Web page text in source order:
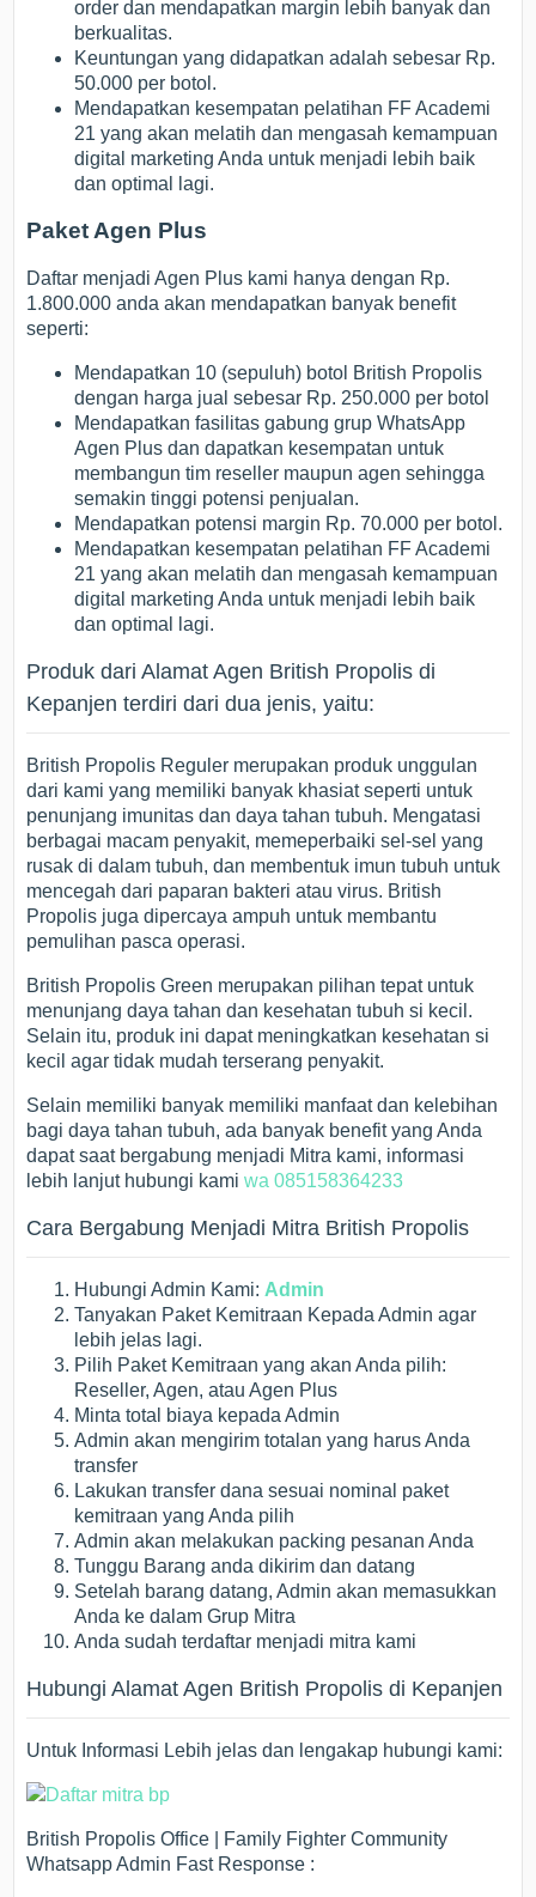
order dan mendapatkan margin lebih banyak dan
berkualitas.
Keuntungan yang didapatkan adalah sebesar Rp.
50.000 per botol.
Mendapatkan kesempatan pelatihan FF Academi
21 yang akan melatih dan mengasah kemampuan
digital marketing Anda untuk menjadi lebih baik
dan optimal lagi.
Paket Agen Plus
Daftar menjadi Agen Plus kami hanya dengan Rp.
1.800.000 anda akan mendapatkan banyak benefit
seperti:
Mendapatkan 10 (sepuluh) botol British Propolis
dengan harga jual sebesar Rp. 250.000 per botol
Mendapatkan fasilitas gabung grup WhatsApp
Agen Plus dan dapatkan kesempatan untuk
membangun tim reseller maupun agen sehingga
semakin tinggi potensi penjualan.
Mendapatkan potensi margin Rp. 70.000 per botol.
Mendapatkan kesempatan pelatihan FF Academi
21 yang akan melatih dan mengasah kemampuan
digital marketing Anda untuk menjadi lebih baik
dan optimal lagi.
Produk dari Alamat Agen British Propolis di
Kepanjen terdiri dari dua jenis, yaitu:
British Propolis Reguler merupakan produk unggulan
dari kami yang memiliki banyak khasiat seperti untuk
penunjang imunitas dan daya tahan tubuh. Mengatasi
berbagai macam penyakit, memeperbaiki sel-sel yang
rusak di dalam tubuh, dan membentuk imun tubuh untuk
mencegah dari paparan bakteri atau virus. British
Propolis juga dipercaya ampuh untuk membantu
pemulihan pasca operasi.
British Propolis Green merupakan pilihan tepat untuk
menunjang daya tahan dan kesehatan tubuh si kecil.
Selain itu, produk ini dapat meningkatkan kesehatan si
kecil agar tidak mudah terserang penyakit.
Selain memiliki banyak memiliki manfaat dan kelebihan
bagi daya tahan tubuh, ada banyak benefit yang Anda
dapat saat bergabung menjadi Mitra kami, informasi
lebih lanjut hubungi kamiwa 085158364233
Cara Bergabung Menjadi Mitra British Propolis
Hubungi Admin Kami: Admin
Tanyakan Paket Kemitraan Kepada Admin agar
lebih jelas lagi.
Pilih Paket Kemitraan yang akan Anda pilih:
Reseller, Agen, atau Agen Plus
Minta total biaya kepada Admin
Admin akan mengirim totalan yang harus Anda
transfer
Lakukan transfer dana sesuai nominal paket
kemitraan yang Anda pilih
Admin akan melakukan packing pesanan Anda
Tunggu Barang anda dikirim dan datang
Setelah barang datang, Admin akan memasukkan
Anda ke dalam Grup Mitra
Anda sudah terdaftar menjadi mitra kami
Hubungi Alamat Agen British Propolis di Kepanjen
Untuk Informasi Lebih jelas dan lengakap hubungi kami:
British Propolis Office | Family Fighter Community
Whatsapp Admin Fast Response :